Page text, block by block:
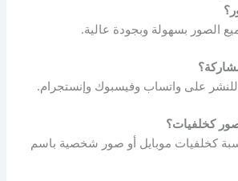
الصور بسهولة وبجودة عالية.
للنشر على واتساب وفيسبوك وإنستجرام.
كخلفيات؟
كخلفيات موبايل أو صور شخصية باسم